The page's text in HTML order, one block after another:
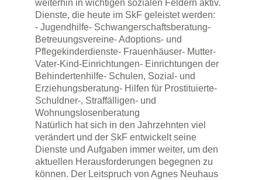
weiterhin in wichtigen sozialen Feldern aktiv.
Dienste, die heute im SkF geleistet werden:
- Jugendhilfe- Schwangerschaftsberatung-
Betreuungsvereine- Adoptions- und
Pflegekinderdienste- Frauenhäuser- Mutter-
Vater-Kind-Einrichtungen- Einrichtungen der
Behindertenhilfe- Schulen, Sozial- und
Erziehungsberatung- Hilfen für Prostituierte-
Schuldner-, Straffälligen- und
Wohnungslosenberatung
Natürlich hat sich in den Jahrzehnten viel
verändert und der SkF entwickelt seine
Dienste und Aufgaben immer weiter, um den
aktuellen Herausforderungen begegnen zu
können. Der Leitspruch von Agnes Neuhaus